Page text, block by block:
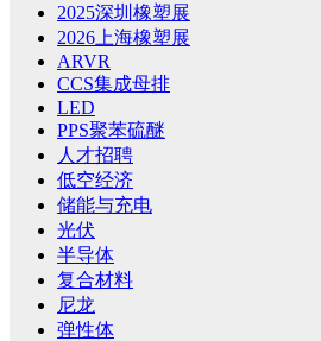
2025深圳橡塑展
2026上海橡塑展
ARVR
CCS集成母排
LED
PPS聚苯硫醚
人才招聘
低空经济
储能与充电
光伏
半导体
复合材料
尼龙
弹性体